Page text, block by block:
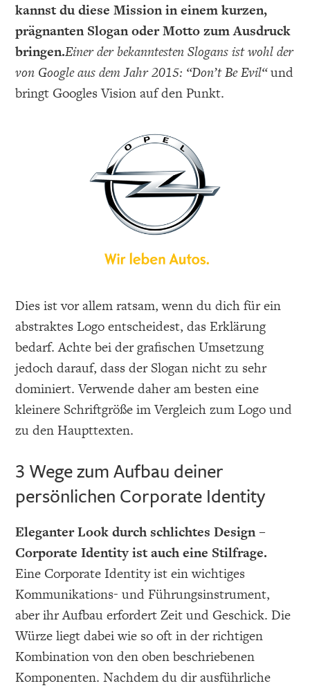
kannst du diese Mission in einem kurzen,
prägnanten Slogan oder Motto zum Ausdruck
bringen.Einer der bekanntesten Slogans ist wohl der
von Google aus dem Jahr 2015: “Don’t Be Evil“und
bringt Googles Vision auf den Punkt.
Dies ist vor allem ratsam, wenn du dich für ein
abstraktes Logo entscheidest, das Erklärung
bedarf. Achte bei der grafischen Umsetzung
jedoch darauf, dass der Slogan nicht zu sehr
dominiert. Verwende daher am besten eine
kleinere Schriftgröße im Vergleich zum Logo und
zu den Haupttexten.
3 Wege zum Aufbau deiner
persönlichen Corporate Identity
Eleganter Look durch schlichtes Design –
Corporate Identity ist auch eine Stilfrage.
Eine Corporate Identity ist ein wichtiges
Kommunikations- und Führungsinstrument,
aber ihr Aufbau erfordert Zeit und Geschick. Die
Würze liegt dabei wie so oft in der richtigen
Kombination von den oben beschriebenen
Komponenten. Nachdem du dir ausführliche